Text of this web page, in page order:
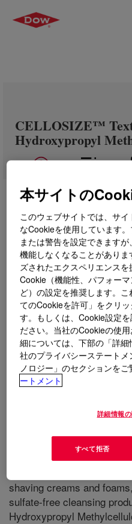
CELLOSIZE™
Hydroxypropyl
とはCELLOSIZE™
Hydroxypropyl
thickens, and stabilizes
viscosity of 75,000 mPas
20° C. Applications for
shaving creams and
sulfate-free cleansing
Hydroxypropyl
本サイトの
このウェブサイトでは、サ
なCookieを使用しています
または警告を設定できます
機能しなくなることがあり
ズされたエクスペリエンス
Cookie（機能性、パフォー
ど）の設定を推奨します。
てのCookieを許可」をクリ
す。もしくは、Cookie設定
ださい。当社のCookieの使
細については、下部の「詳
社のプライバシーステート
ノロジー」のセクションをご
ートメント
詳細情報
すべて拒否